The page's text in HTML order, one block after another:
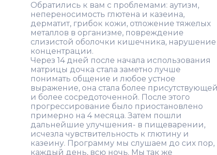
Обратились к вам с проблемами: аутизм,
непереносимость глютена и казеина,
дерматит, грибок кожи, отложение тяжелых
металлов в организме, повреждение
слизистой оболочки кишечника, нарушение
концентрации.
Через 14 дней после начала использования
матрицы дочка стала заметно лучше
понимать общение и любое устное
выражение, она стала более
и более сосредоточенной. После этого
прогрессирование было приостановлено
примерно на 4 месяца. Затем пошли
дальнейшие улучшения- в пищеварении,
исчезла чувствительность к глютину и
казеину. Программу мы слушаем до сих пор,
каждый день, всю ночь. Мы так же